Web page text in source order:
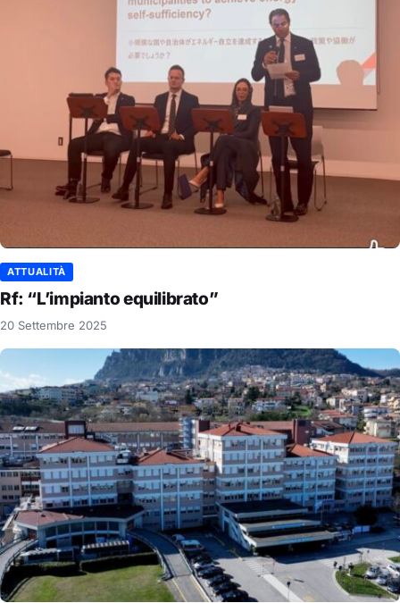
ATTUALITÀ
Rf: “L’impianto equilibrato”
20 Settembre 2025